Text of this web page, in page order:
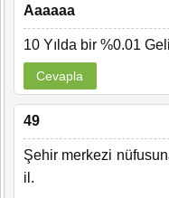
Aaaaaa
10 Yılda bir %0.01
Cevapla
49
Şehir merkezi
il.